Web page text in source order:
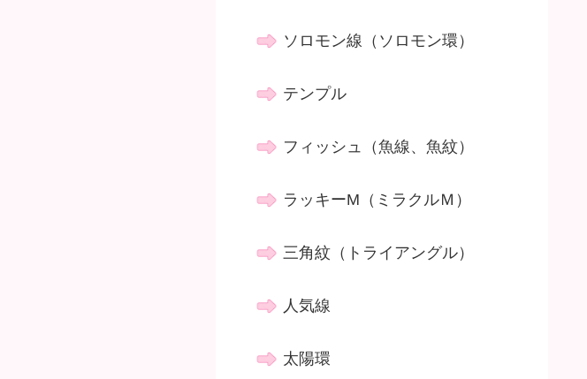
ソロモン線（ソロモン環）
テンプル
フィッシュ（魚線、魚紋）
ラッキーM（ミラクルＭ）
三角紋（トライアングル）
人気線
太陽環